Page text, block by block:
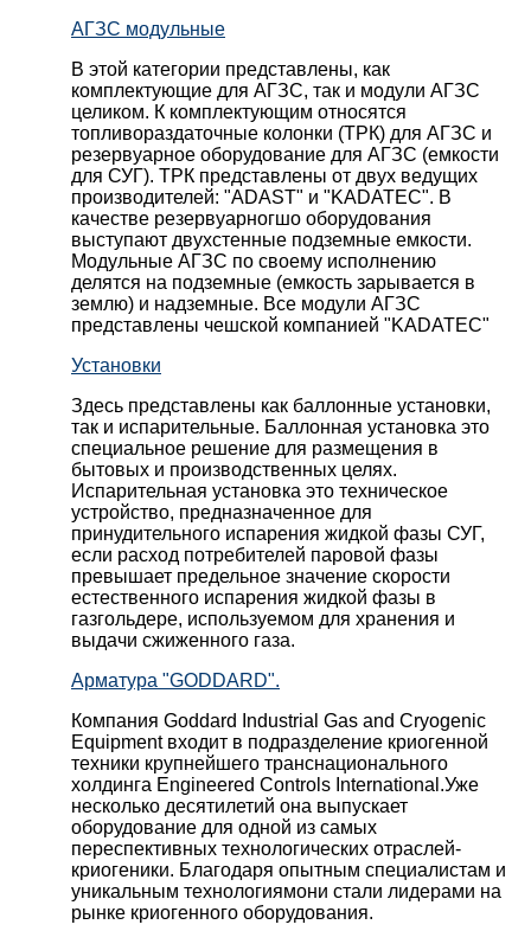
АГЗС модульные
В этой категории представлены, как
комплектующие для АГЗС, так и модули АГЗС
целиком. К комплектующим относятся
топливораздаточные колонки (ТРК) для АГЗС и
резервуарное оборудование для АГЗС (емкости
для СУГ). ТРК представлены от двух ведущих
производителей: "ADAST" и "KADATEC". В
качестве резервуарногшо оборудования
выступают двухстенные подземные емкости.
Модульные АГЗС по своему исполнению
делятся на подземные (емкость зарывается в
землю) и надземные. Все модули АГЗС
представлены чешской компанией "KADATEC"
Установки
Здесь представлены как баллонные установки,
так и испарительные. Баллонная установка это
специальное решение для размещения в
бытовых и производственных целях.
Испарительная установка это техническое
устройство, предназначенное для
принудительного испарения жидкой фазы СУГ,
если расход потребителей паровой фазы
превышает предельное значение скорости
естественного испарения жидкой фазы в
газгольдере, используемом для хранения и
выдачи сжиженного газа.
Арматура "GODDARD".
Компания Goddard Industrial Gas and Cryogenic
Equipment входит в подразделение криогенной
техники крупнейшего транснационального
холдинга Engineered Controls International.Уже
несколько десятилетий она выпускает
оборудование для одной из самых
переспективных технологических отраслей-
криогеники. Благодаря опытным специалистам и
уникальным технологиямони стали лидерами на
рынке криогенного оборудования.